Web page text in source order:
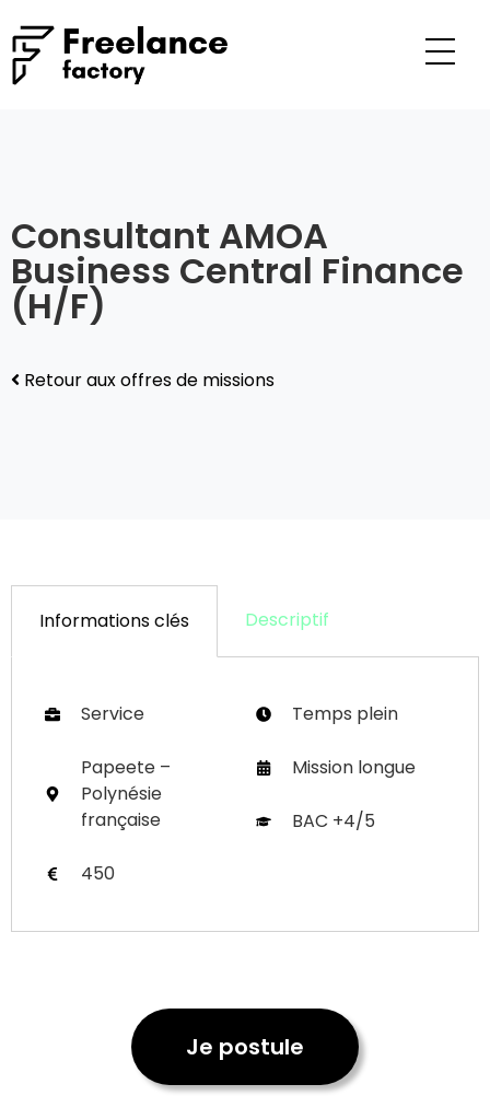
Je trouve un
Consultant AMOA
Business Central Finance
(H/F)
Retour aux offres de missions
Informations clés Descriptif
Service
Papeete –
Polynésie
française
450
Temps plein
Mission longue
BAC +4/5
Je postule